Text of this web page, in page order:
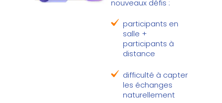
nouveaux défis :
participants en
salle +
participants à
distance
difficulté à capter
les échanges
naturellement